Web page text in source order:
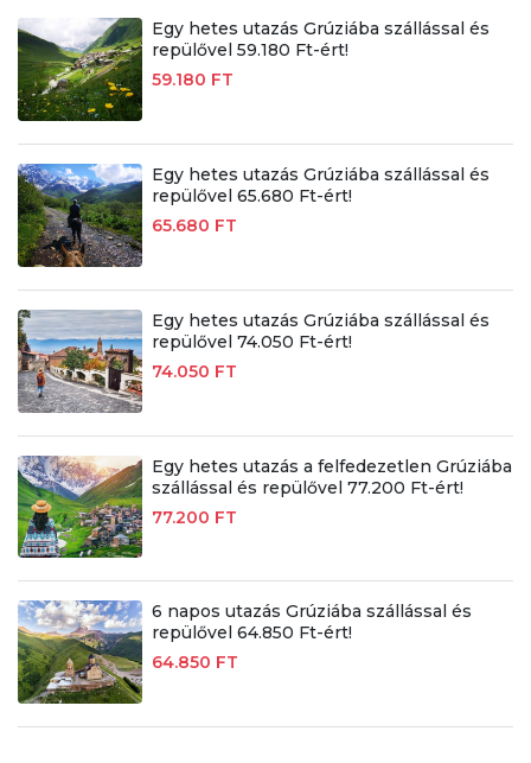
Egy hetes utazás Grúziába szállással és
repülővel 59.180 Ft-ért!
59.180 FT
Egy hetes utazás Grúziába szállással és
repülővel 65.680 Ft-ért!
65.680 FT
Egy hetes utazás Grúziába szállással és
repülővel 74.050 Ft-ért!
74.050 FT
Egy hetes utazás a felfedezetlen Grúziába
szállással és repülővel 77.200 Ft-ért!
77.200 FT
6 napos utazás Grúziába szállással és
repülővel 64.850 Ft-ért!
64.850 FT